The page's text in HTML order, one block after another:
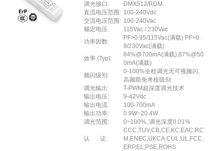
调光接口:
DMX512/RDM
直流电压范围: 100-240Vdc
交流电压范围: 100-240Vac
额定电压:
115Vac / 230Vac
功率因数:
PF>0.95/115Vac(满载) PF>0.
9/230Vac(满载)
效率 (Typ):
84%@700mA(满载),87%@50
0mA(满载)
频闪级别:
0-100%全程调光无可视频闪,
高频豁免考核级别
调光输出:
T-PWM超深度调光技术
输出电压:
9-42Vdc
输出电流:
100-700mA
输出功率:
0.9W~20.4W
调光范围:
0~100%, 调光深度0.01%
认 证:
CCC,TUV,CB,CE,KC,EAC,RC
M,ENEC,UKCA,CUL,UL,FCC,
ERP,EL,PSE,ROHS